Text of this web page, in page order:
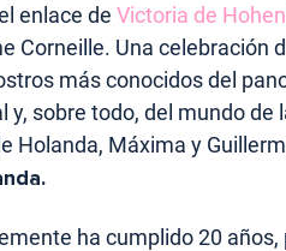
enlace de Victoria de
Corneille. Una celebración
más conocidos del
sobre todo, del mundo de
Holanda, Máxima y
ha cumplido 20